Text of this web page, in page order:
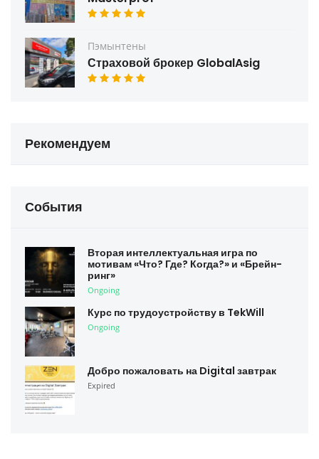
Пэмынтены
Страховой брокер GlobalAsig
Рекомендуем
События
Вторая интеллектуальная игра по
мотивам «Что? Где? Когда?» и «Брейн-
ринг»
Ongoing
Курс по трудоустройству в TekWill
Ongoing
Добро пожаловать на Digital завтрак
Expired